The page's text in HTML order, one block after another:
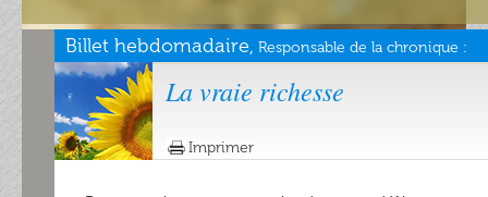
Billet hebdomadaire, Responsable de la chronique :
La vraie richesse
Imprimer